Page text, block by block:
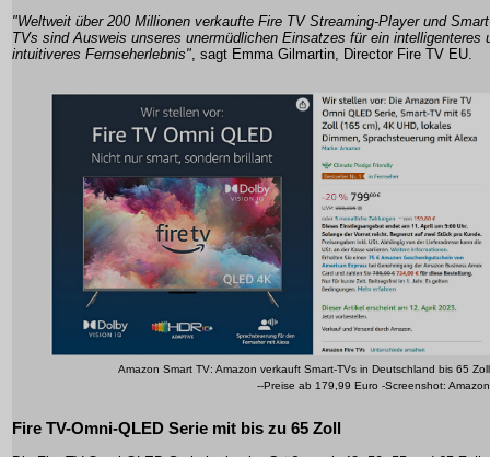
"Weltweit über 200 Millionen verkaufte Fire TV Streaming-Player und
TVs sind Ausweis unseres unermüdlichen Einsatzes für ein intelligenteres
intuitiveres Fernseherlebnis" , sagt Emma Gilmartin, Director Fire TV EU.
Amazon Smart TV: Amazon verkauft Smart-TVs in Deutschland bis 65 Zoll
--Preise ab 179,99 Euro -Screenshot: Amazon
Fire TV-Omni-QLED Serie mit bis zu 65 Zoll